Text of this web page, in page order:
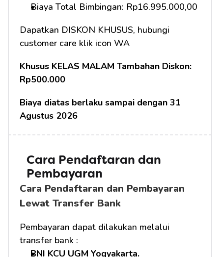
Biaya Total Bimbingan: Rp16.995.000,00
Dapatkan DISKON KHUSUS, hubungi
customer care klik icon WA
Khusus KELAS MALAM Tambahan Diskon:
Rp500.000
Biaya diatas berlaku sampai dengan 31
Agustus 2026
Cara Pendaftaran dan
Pembayaran
Cara Pendaftaran dan Pembayaran
Lewat Transfer Bank
Pembayaran dapat dilakukan melalui
transfer bank :
BNI KCU UGM Yogyakarta.